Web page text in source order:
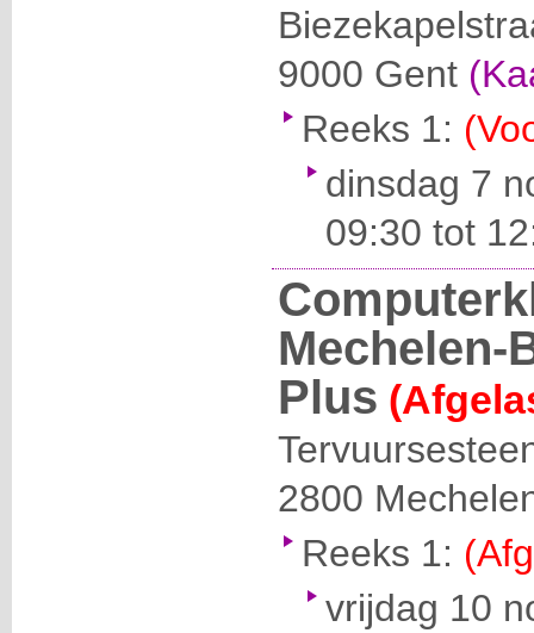
9000 Gent
Reeks 1:
dinsdag 7
09:30 tot
Mechelen-
Plus
2800
Reeks 1:
vrijdag 10